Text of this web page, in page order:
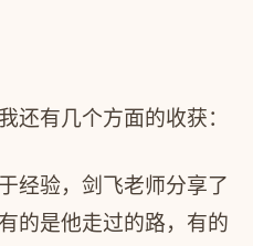
还有几个方面的收获：
经验，剑飞老师分享了
的是他走过的路，有的